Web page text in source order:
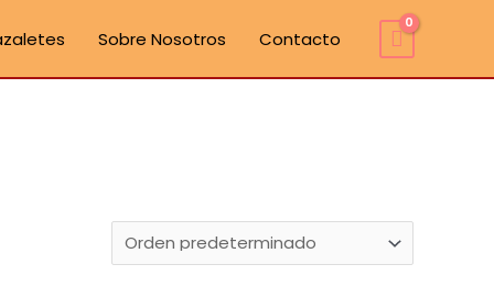
Sobre Nosotros Contacto